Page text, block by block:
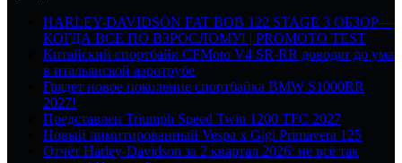
HARLEY-DAVIDSON FAT BOB 122 STAGE 3 ОБЗОР—
КОГДА ВСЕ ПО ВЗРОСЛОМУ! | PROMOTO TEST
Китайский спортбайк CFMoto V4 SR-RR доводят до ума
в итальянской аэротрубе
Грядет новое поколение спортбайка BMW S1000RR
2027!
Представлен Triumph Speed Twin 1200 TFC 2027
Новый лимитированный Vespa x Gigi Primavera 125
Отчёт Harley-Davidson за 2 квартал 2026: не всё так